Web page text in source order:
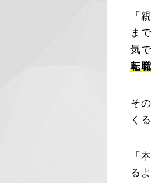
「
ま
気
転
そ
く
「
る